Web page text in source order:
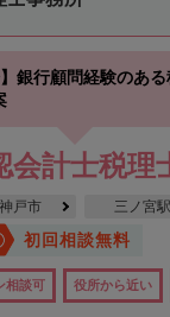
】銀行顧問経験のあ
会計士税理
神戸市 三ノ宮駅
初回相談無料
相談可 役所から近い